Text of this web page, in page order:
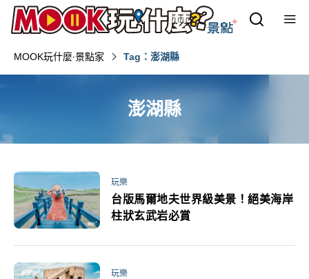
MOOK玩什麼‧景點家 Tag：澎湖縣‎
澎湖縣‎
玩樂
台版馬爾地夫世界級美景！絕美海岸
柱狀玄武岩必賞
玩樂